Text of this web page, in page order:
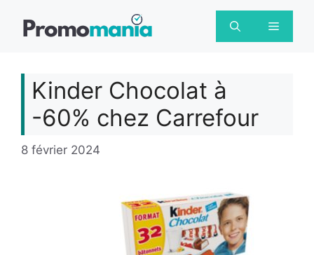
Menu
Kinder Chocolat à
-60% chez Carrefour
8 février 2024